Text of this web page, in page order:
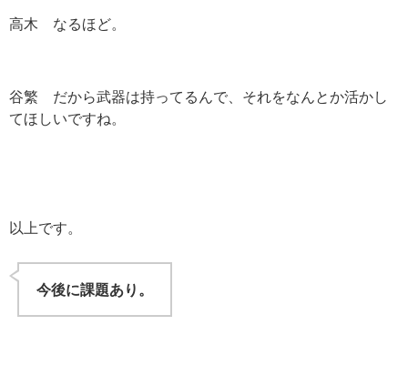
高木 なるほど。
谷繁 だから武器は持ってるんで、それをなんとか活かし
てほしいですね。
以上です。
今後に課題あり。